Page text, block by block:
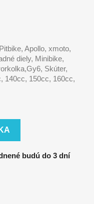
Apollo, xmoto,
diely, Minibike,
Skúter,
140cc, 150cc, 160cc,
budú do 3 dní